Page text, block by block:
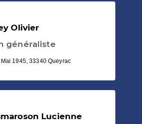
Olivier
généraliste
1945, 33340 Queyrac
Lucienne